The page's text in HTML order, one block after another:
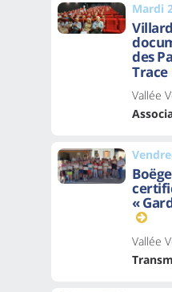
Mardi
des
Trace
Vallée
«
Vallée